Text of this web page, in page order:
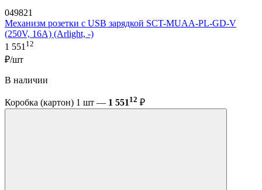
049821
Механизм розетки с USB зарядкой SCT-MUAA-PL-GD-V
(250V, 16A) (Arlight, -)
1 55112
₽/шт
В наличии
Коробка (картон) 1 шт — 1 551 12 ₽